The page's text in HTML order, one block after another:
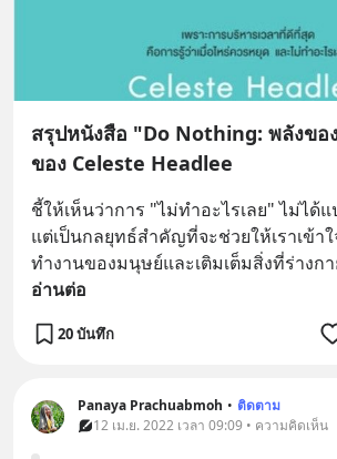
สรุปหนังสือ "Do Nothing: พลังขอ
ของ Celeste Headlee
ชี้ให้เห็นว่าการ "ไม่ทำอะไรเลย" ไม่ได้แ
แต่เป็นกลยุทธ์สำคัญที่จะช่วยให้เราเข้า
ทำงานของมนุษย์และเติมเต็มสิ่งที่ร่างก
อ่านต่อ
20 บันทึก
Panaya Prachuabmoh • ติดตาม
12 เม.ย. 2022 เวลา 09:09 • ความคิดเห็น